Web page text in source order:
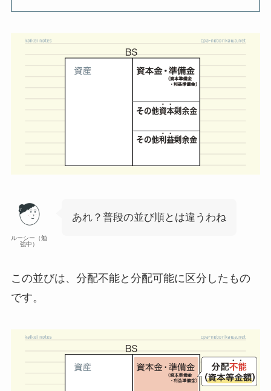
ルーシー（勉
強中）
あれ？普段の並び順とは違うわね
この並びは、分配不能と分配可能に区分したもの
です。